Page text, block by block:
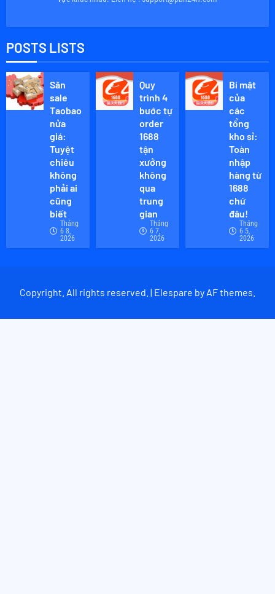
POSTS LISTS
Săn
sale
Taobao
nửa
giá:
Tuyệt
chiêu
không
phải ai
cũng
biết
Tháng
6 8,
2026
Quy
trình 4
bước tự
order
1688
tận
xưởng
không
qua
trung
gian
Tháng
6 7,
2026
Bí mật
của
các
tổng
kho sỉ:
Toàn
nhập
hàng từ
1688
chứ
đâu!
Tháng
6 5,
2026
Copyright. All rights reserved. | Elespare by AF themes.